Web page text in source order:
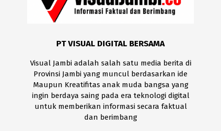
PT VISUAL DIGITAL BERSAMA
Visual Jambi adalah salah satu media berita di
Provinsi Jambi yang muncul berdasarkan ide
Maupun Kreatifitas anak muda bangsa yang
ingin berdaya saing pada era teknologi digital
untuk memberikan informasi secara faktual
dan berimbang